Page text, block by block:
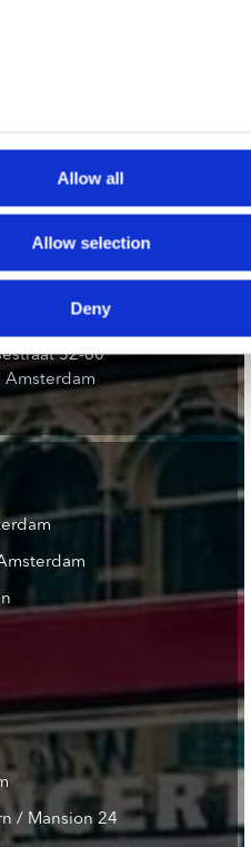
Allow all
Allow selection
Deny
52-60
Amsterdam
/ Mansion 24